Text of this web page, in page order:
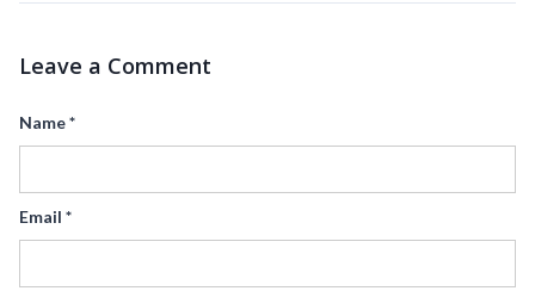
Leave a Comment
Name*
Email *